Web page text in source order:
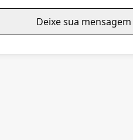
Deixe sua mensagem